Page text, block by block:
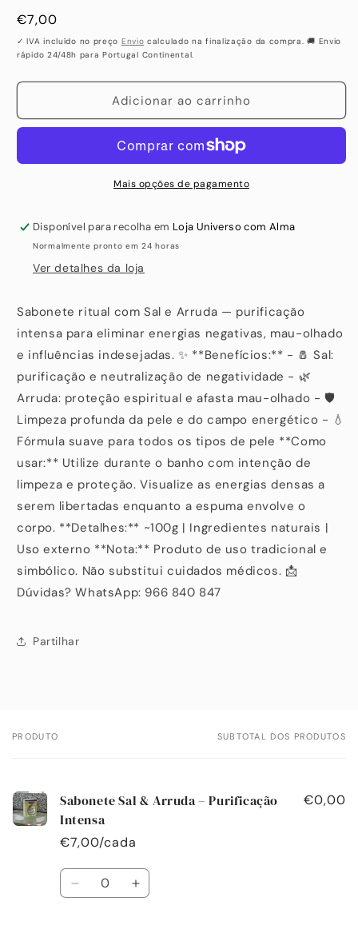
Preço
habitual
€7,00
✓ IVA incluído no preço Envio calculado na finalização da compra. 🚚 Envio
rápido 24/48h para Portugal Continental.
Adicionar ao carrinho
Mais opções de pagamento
Disponível para recolha em Loja Universo com Alma
Normalmente pronto em 24 horas
Ver detalhes da loja
Sabonete ritual com Sal e Arruda — purificação
intensa para eliminar energias negativas, mau-olhado
e influências indesejadas. ✨ **Benefícios:** - 🧂 Sal:
purificação e neutralização de negatividade - 🌿
Arruda: proteção espiritual e afasta mau-olhado - 🛡️
Limpeza profunda da pele e do campo energético - 💧
Fórmula suave para todos os tipos de pele **Como
usar:** Utilize durante o banho com intenção de
limpeza e proteção. Visualize as energias densas a
serem libertadas enquanto a espuma envolve o
corpo. **Detalhes:** ~100g | Ingredientes naturais |
Uso externo **Nota:** Produto de uso tradicional e
simbólico. Não substitui cuidados médicos. 📩
Dúvidas? WhatsApp: 966 840 847
Partilhar
O
PRODUTO SUBTOTAL DOS PRODUTOS
Sabonete Sal & Arruda – Purificação
Intensa
€7,00/cada
€0,00
Quantidade
Diminuir
Aumentar